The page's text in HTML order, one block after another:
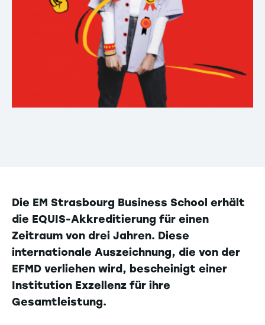
Die EM Strasbourg Business School erhält
die EQUIS-Akkreditierung für einen
Zeitraum von drei Jahren. Diese
internationale Auszeichnung, die von der
EFMD verliehen wird, bescheinigt einer
Institution Exzellenz für ihre
Gesamtleistung.